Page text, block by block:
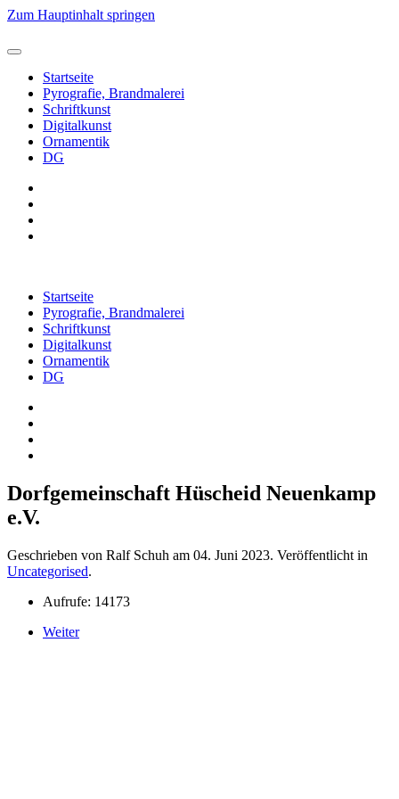
Zum Hauptinhalt springen
Startseite
Pyrografie, Brandmalerei
Schriftkunst
Digitalkunst
Ornamentik
DG
Startseite
Pyrografie, Brandmalerei
Schriftkunst
Digitalkunst
Ornamentik
DG
Dorfgemeinschaft Hüscheid Neuenkamp
e.V.
Geschrieben von Ralf Schuh am 04. Juni 2023. Veröffentlicht in
Uncategorised.
Aufrufe: 14173
Weiter